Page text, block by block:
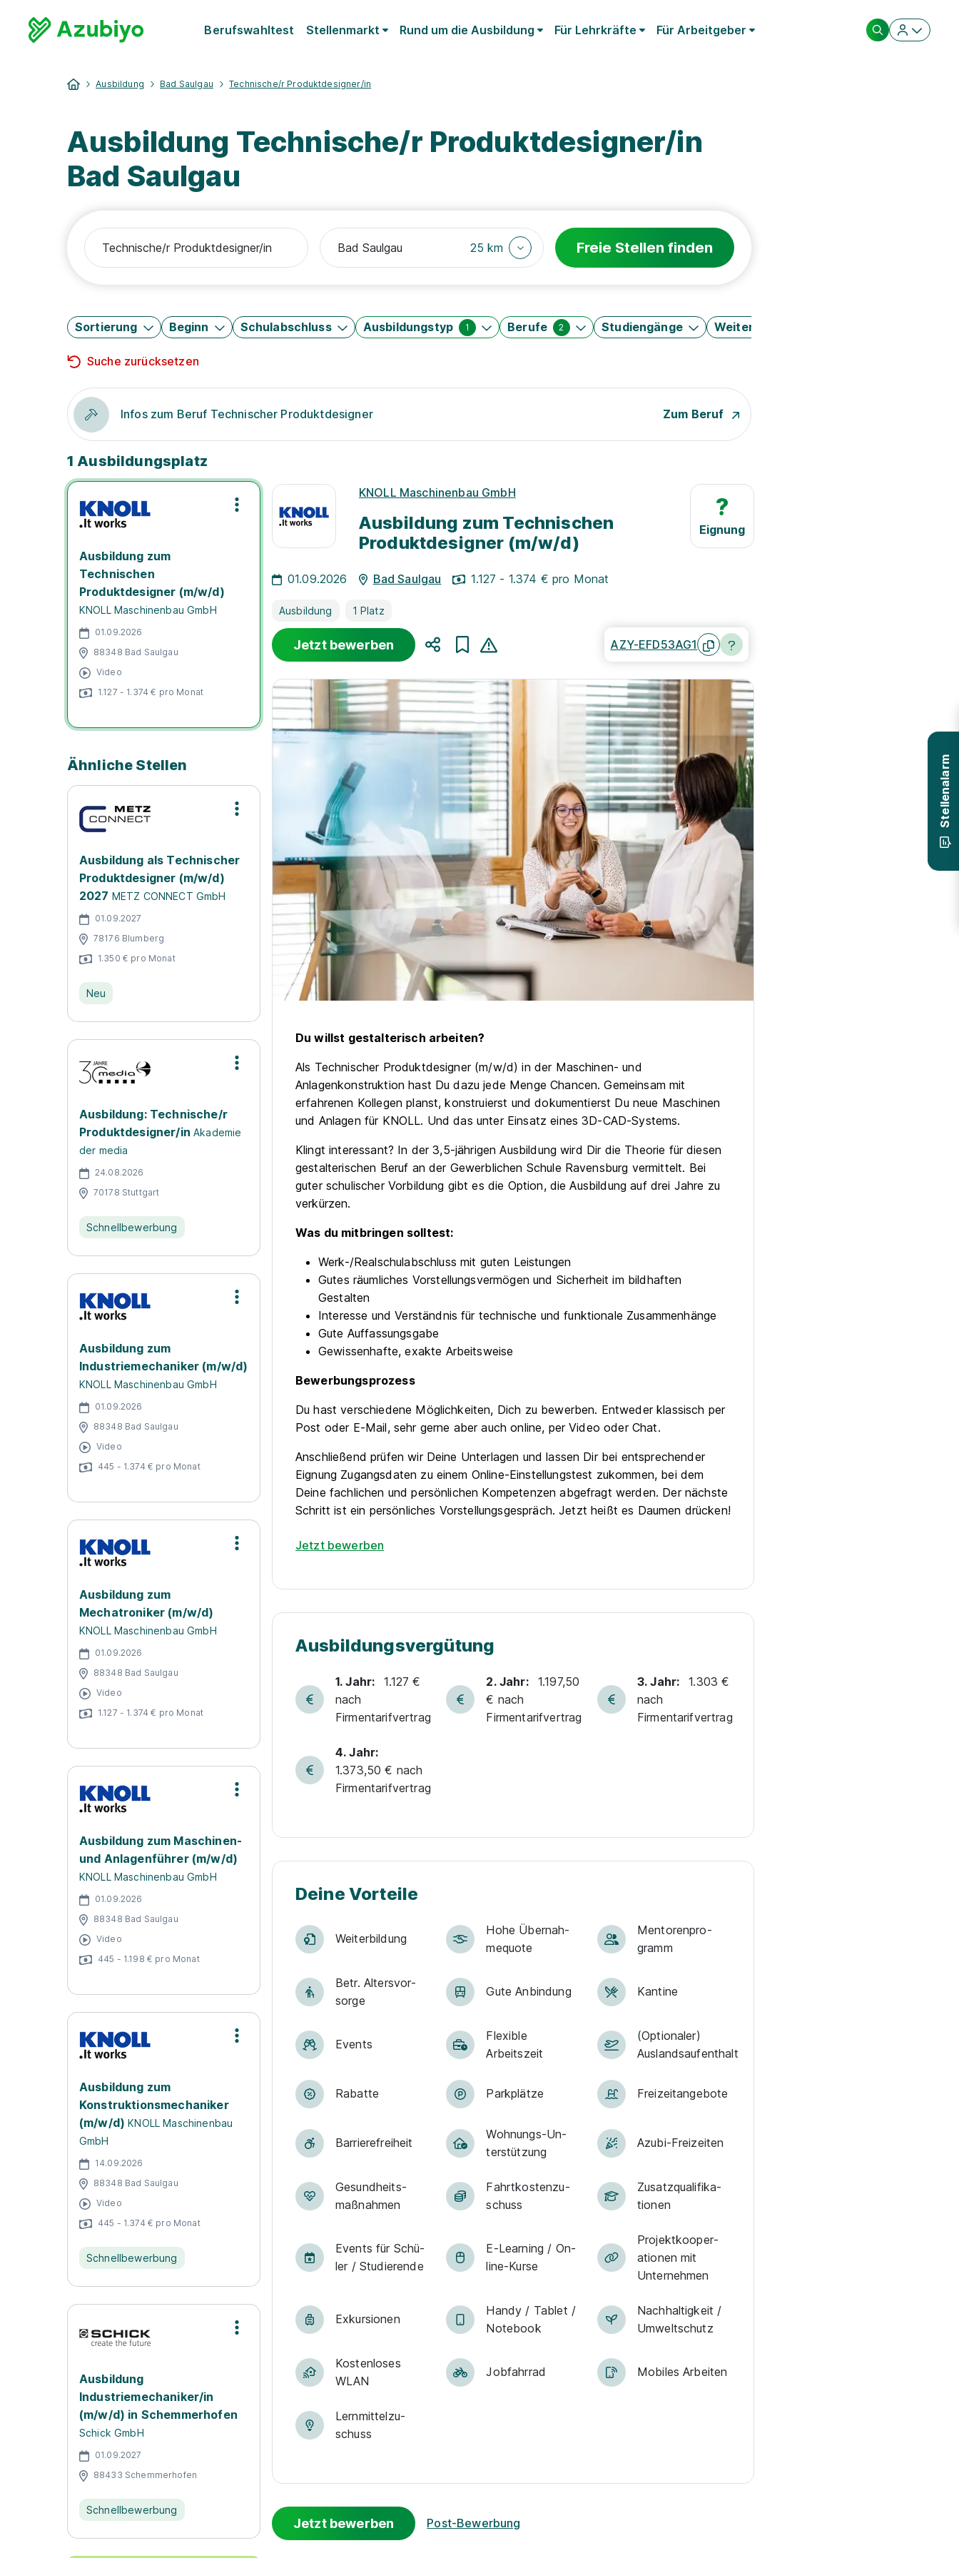
Berufswahltest Stellenmarkt Rund um die Ausbildung Für Lehrkräfte Für Arbeitgeber
Ausbildung Bad Saulgau Technische/r Produktdesigner/in
Ausbildung Technische/r Produktdesigner/in
Bad Saulgau
25 km Freie Stellen finden
Sortierung Beginn Schulabschluss Ausbildungstyp 1 Berufe 2 Studiengänge Weitere Filter
Suche zurücksetzen
Infos zum Beruf Technischer Produktdesigner Zum Beruf
1 Ausbildungsplatz
Ausbildung zum
Technischen
Produktdesigner (m/w/d)
KNOLL Maschinenbau GmbH
01.09.2026
88348 Bad Saulgau
Video
1.127 - 1.374 € pro Monat
Ähnliche Stellen
Ausbildung als Technischer
Produktdesigner (m/w/d)
2027 METZ CONNECT GmbH
01.09.2027
78176 Blumberg
1.350 € pro Monat
Neu
Ausbildung: Technische/r
Produktdesigner/in Akademie
der media
24.08.2026
70178 Stuttgart
Schnellbewerbung
Ausbildung zum
Industriemechaniker (m/w/d)
KNOLL Maschinenbau GmbH
01.09.2026
88348 Bad Saulgau
Video
445 - 1.374 € pro Monat
Ausbildung zum
Mechatroniker (m/w/d)
KNOLL Maschinenbau GmbH
01.09.2026
88348 Bad Saulgau
Video
1.127 - 1.374 € pro Monat
Ausbildung zum Maschinen-
und Anlagenführer (m/w/d)
KNOLL Maschinenbau GmbH
01.09.2026
88348 Bad Saulgau
Video
445 - 1.198 € pro Monat
Ausbildung zum
Konstruktionsmechaniker
(m/w/d) KNOLL Maschinenbau
GmbH
14.09.2026
88348 Bad Saulgau
Video
445 - 1.374 € pro Monat
Schnellbewerbung
Ausbildung
Industriemechaniker/in
(m/w/d) in Schemmerhofen
Schick GmbH
01.09.2027
88433 Schemmerhofen
Schnellbewerbung
Stellenalarm
?
Eignung
KNOLL Maschinenbau GmbH
Ausbildung zum Technischen
Produktdesigner (m/w/d)
01.09.2026 Bad Saulgau 1.127 - 1.374 € pro Monat
Ausbildung 1 Platz
Jetzt bewerben AZY-EFD53AG1
Du willst gestalterisch arbeiten?
Als Technischer Produktdesigner (m/w/d) in der Maschinen- und
Anlagenkonstruktion hast Du dazu jede Menge Chancen. Gemeinsam mit
erfahrenen Kollegen planst, konstruierst und dokumentierst Du neue Maschinen
und Anlagen für KNOLL. Und das unter Einsatz eines 3D-CAD-Systems.
Klingt interessant? In der 3,5-jährigen Ausbildung wird Dir die Theorie für diesen
gestalterischen Beruf an der Gewerblichen Schule Ravensburg vermittelt. Bei
guter schulischer Vorbildung gibt es die Option, die Ausbildung auf drei Jahre zu
verkürzen.
Was du mitbringen solltest:
Werk-/Realschulabschluss mit guten Leistungen
Gutes räumliches Vorstellungsvermögen und Sicherheit im bildhaften
Gestalten
Interesse und Verständnis für technische und funktionale Zusammenhänge
Gute Auffassungsgabe
Gewissenhafte, exakte Arbeitsweise
Bewerbungsprozess
Du hast verschiedene Möglichkeiten, Dich zu bewerben. Entweder klassisch per
Post oder E-Mail, sehr gerne aber auch online, per Video oder Chat.
Anschließend prüfen wir Deine Unterlagen und lassen Dir bei entsprechender
Eignung Zugangsdaten zu einem Online-Einstellungstest zukommen, bei dem
Deine fachlichen und persönlichen Kompetenzen abgefragt werden. Der nächste
Schritt ist ein persönliches Vorstellungsgespräch. Jetzt heißt es Daumen drücken!
Jetzt bewerben
Ausbildungsvergütung
1. Jahr:
1.127 €
nach
Firmentarifvertrag
2. Jahr:
1.197,50
€ nach
Firmentarifvertrag
3. Jahr:
1.303 €
nach
Firmentarifvertrag
4. Jahr:
1.373,50 € nach
Firmentarifvertrag
Deine Vorteile
Weiter­bildung
Hohe Über­nah­
me­quote
Men­to­ren­pro­
gramm
Betr. Alters­vor­
sorge
Gute An­bin­dung Kantine
Events
Flexible
Arbeitszeit
(Optionaler)
Auslandsaufenthalt
Rabatte Park­plätze Frei­zeit­an­ge­bo­te
Barriere­frei­heit
Woh­nungs-Un­
ter­stüt­zung
Azubi-Frei­zei­ten
Ge­sund­heits­
maß­nah­men
Fahrt­kosten­zu­
schuss
Zu­satz­qua­li­fi­ka­
tio­nen
Events für Schü­
ler / Stu­die­ren­de
E-Lear­ning / On­
line-Kur­se
Projekt­kooper­
ationen mit
Unternehmen
Exkur­sionen
Han­dy / Tab­let /
Note­book
Nachhaltigkeit /
Umweltschutz
Kostenloses
WLAN
Jobfahrrad Mobiles Arbeiten
Lern­mit­tel­zu­
schuss
Jetzt bewerben Post-Bewerbung